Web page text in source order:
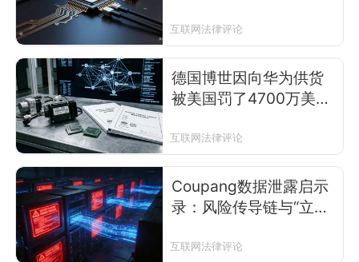
合规选择与CEP政策启
示
互联网法律评论
德国博世因向华为供货
被美国罚了4700万美
合规选择与CEP政策启
示
互联网法律评论
Coupang数据泄露启示
录：风险传导链与“立体
互联网法律评论